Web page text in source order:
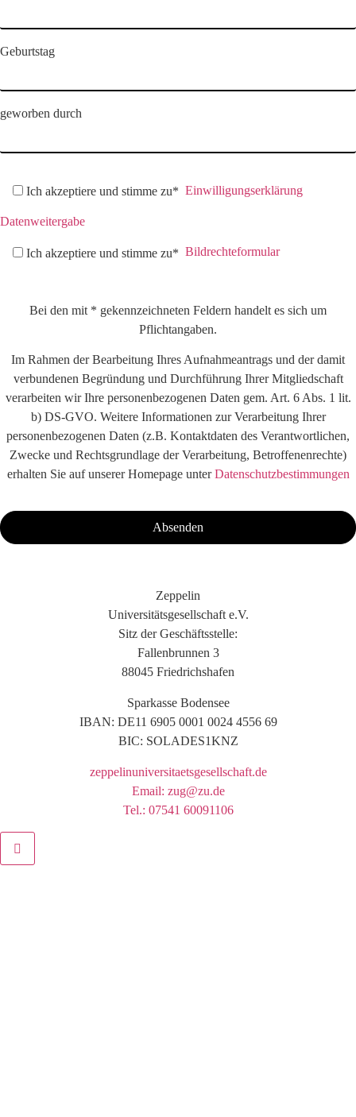
Geburtstag
geworben durch
Ich akzeptiere und stimme zu* Einwilligungserklärung
Datenweitergabe
Ich akzeptiere und stimme zu* Bildrechteformular
Bei den mit * gekennzeichneten Feldern handelt es sich um
Pflichtangaben.
Im Rahmen der Bearbeitung Ihres Aufnahmeantrags und der damit
verbundenen Begründung und Durchführung Ihrer Mitgliedschaft
verarbeiten wir Ihre personenbezogenen Daten gem. Art. 6 Abs. 1 lit.
b) DS-GVO. Weitere Informationen zur Verarbeitung Ihrer
personenbezogenen Daten (z.B. Kontaktdaten des Verantwortlichen,
Zwecke und Rechtsgrundlage der Verarbeitung, Betroffenenrechte)
erhalten Sie auf unserer Homepage unterDatenschutzbestimmungen
Zeppelin
Universitätsgesellschaft e.V.
Sitz der Geschäftsstelle:
Fallenbrunnen 3
88045 Friedrichshafen
Sparkasse Bodensee
IBAN: DE11 6905 0001 0024 4556 69
BIC: SOLADES1KNZ
zeppelinuniversitaetsgesellschaft.de
Email: zug@zu.de
Tel.: 07541 60091106